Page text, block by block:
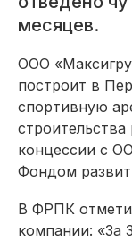
месяцев.
ООО
построит в
спортивную
строительства
концессии с
Фондом
В ФРПК
компании: «За